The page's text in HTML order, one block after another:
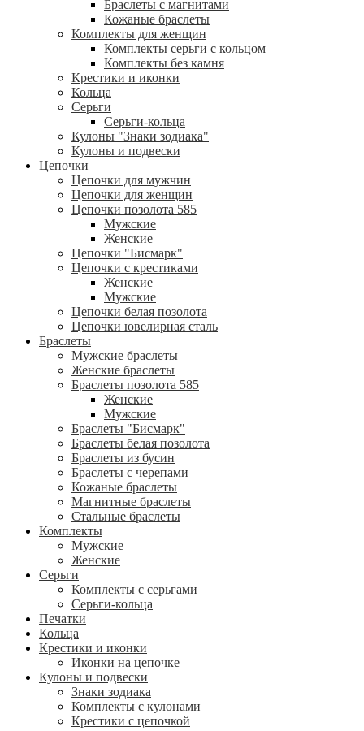
Браслеты с магнитами
Кожаные браслеты
Комплекты для женщин
Комплекты серьги с кольцом
Комплекты без камня
Крестики и иконки
Кольца
Серьги
Серьги-кольца
Кулоны "Знаки зодиака"
Кулоны и подвески
Цепочки
Цепочки для мужчин
Цепочки для женщин
Цепочки позолота 585
Мужские
Женские
Цепочки "Бисмарк"
Цепочки с крестиками
Женские
Мужские
Цепочки белая позолота
Цепочки ювелирная сталь
Браслеты
Мужские браслеты
Женские браслеты
Браслеты позолота 585
Женские
Мужские
Браслеты "Бисмарк"
Браслеты белая позолота
Браслеты из бусин
Браслеты с черепами
Кожаные браслеты
Магнитные браслеты
Стальные браслеты
Комплекты
Мужские
Женские
Серьги
Комплекты с серьгами
Серьги-кольца
Печатки
Кольца
Крестики и иконки
Иконки на цепочке
Кулоны и подвески
Знаки зодиака
Комплекты с кулонами
Крестики с цепочкой